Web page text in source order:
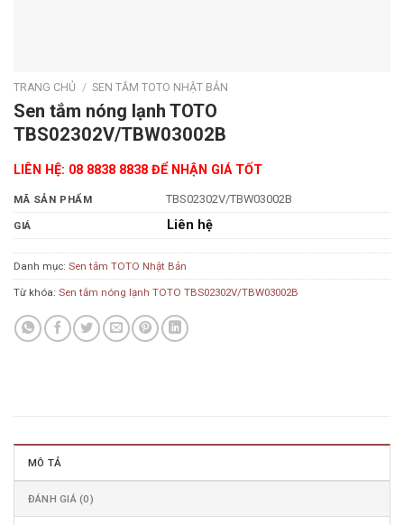
TRANG CHỦ / SEN TẮM TOTO NHẬT BẢN
Sen tắm nóng lạnh TOTO
TBS02302V/TBW03002B
LIÊN HỆ: 08 8838 8838 ĐỂ NHẬN GIÁ TỐT
MÃ SẢN PHẨM TBS02302V/TBW03002B
GIÁ Liên hệ
Danh mục: Sen tắm TOTO Nhật Bản
Từ khóa: Sen tắm nóng lạnh TOTO TBS02302V/TBW03002B
MÔ TẢ
ĐÁNH GIÁ (0)